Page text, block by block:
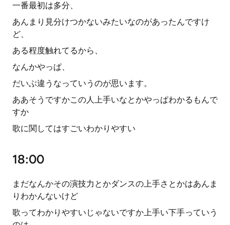
一番最初は多分、
あんまり見分けつかないみたいなのがあったんですけ
ど、
ある程度触れてるから、
なんかやっぱ、
だいぶ違うなっていうのが思います。
ああそうですかこの人上手いなとかやっぱわかるもんで
すか
歌に関してはすごいわかりやすい
18:00
まだなんかその演技力とかダンスの上手さとかはあんま
りわかんないけど
歌ってわかりやすいじゃないですか上手い下手っていう